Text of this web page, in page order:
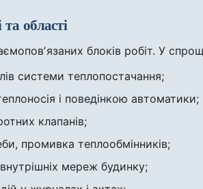
області
блоків робіт. У
системи теплопостачання;
і поведінкою автоматики;
клапанів;
промивка теплообмінників;
мереж будинку;